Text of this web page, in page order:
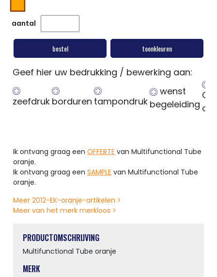
aantal
bestel toonkleuren
Geef hier uw bedrukking / bewerking aan:
zeefdruk borduren tampondruk
wenst
begeleiding
Ik ontvang graag een OFFERTE van Multifunctional Tube
oranje.
Ik ontvang graag een SAMPLE van Multifunctional Tube
oranje.
Meer 2012-EK-oranje-artikelen >
Meer van het merk merkloos >
PRODUCTOMSCHRIJVING
Multifunctional Tube oranje
MERK